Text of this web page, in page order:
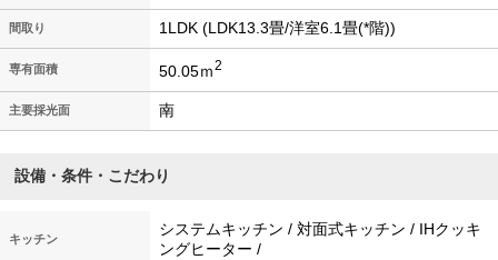
間取り 1LDK (LDK13.3畳/洋室6.1畳(*階))
専有面積 50.05ｍ2
主要採光面 南
設備・条件・こだわり
キッチン
システムキッチン / 対面式キッチン / IHクッキ
ングヒーター /